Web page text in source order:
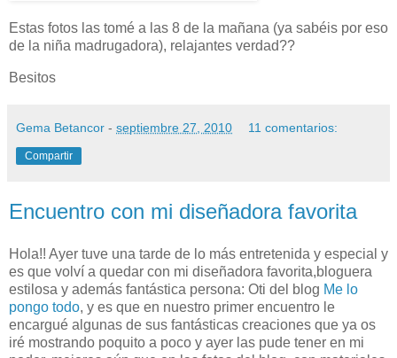
Estas fotos las tomé a las 8 de la mañana (ya sabéis por eso
de la niña madrugadora), relajantes verdad??
Besitos
Gema Betancor - septiembre 27, 2010 11 comentarios:
Compartir
Encuentro con mi diseñadora favorita
Hola!! Ayer tuve una tarde de lo más entretenida y especial y
es que volví a quedar con mi diseñadora favorita,bloguera
estilosa y además fantástica persona: Oti del blog Me lo
pongo todo, y es que en nuestro primer encuentro le
encargué algunas de sus fantásticas creaciones que ya os
iré mostrando poquito a poco y ayer las pude tener en mi